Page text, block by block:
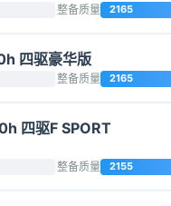
整备质量 2165
四驱豪华版
整备质量 2165
四驱F SPORT
整备质量 2155